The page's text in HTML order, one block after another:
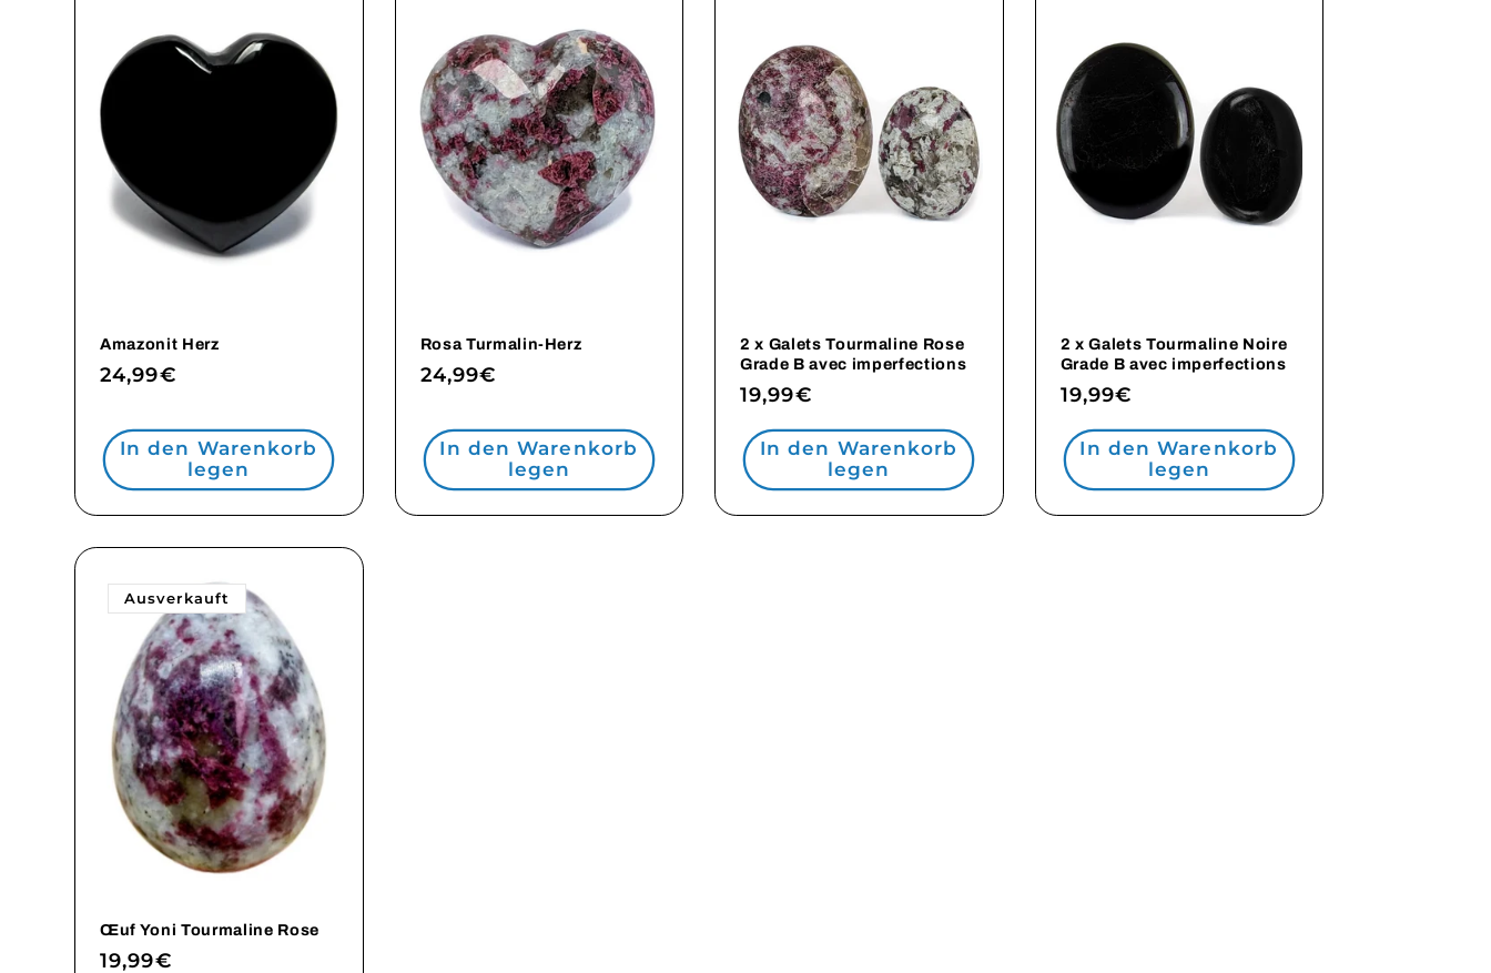
Amazonit Herz
Normaler
24,99€
In den Warenkorb
legen
Rosa Turmalin-Herz
Normaler
24,99€
In den Warenkorb
legen
2 x Galets Tourmaline Rose
Grade B avec imperfections
Normaler
19,99€
In den Warenkorb
legen
2 x Galets Tourmaline Noire
Grade B avec imperfections
Normaler
19,99€
In den Warenkorb
legen
Ausverkauft
Œuf Yoni Tourmaline Rose
Normaler
19,99€